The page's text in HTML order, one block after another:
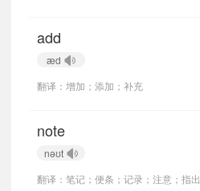
add
æd
翻译：增加；添加；补充
note
nəʊt
翻译：笔记；便条；记录；注意；指出